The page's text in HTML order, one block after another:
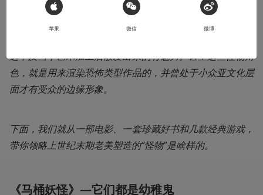
各异的怪物形象，已经成为了老美在影视、文学和游戏等诸
多领域中最常运用的题材之一。但对比上个世纪八九十年代
远不及当下艺术加工后散发出来的有魅力。甚至这些怪物角
色，就是用来渲染恐怖类型作品的，并曾处于小众亚文化层
面才有受众的边缘形象。
下面，我们就从一部电影、一套珍藏好书和几款经典游戏，
带你领略上世纪末期老美塑造的“怪物”是啥样的。
《马桶妖怪》—它们都是幼稚鬼
 Sign in with Apple
苹果 微信 微博